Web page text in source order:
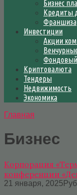
Бизнес
Кредиты
Франшиза
Инвестиции
Акции
Криптовалюта
Тендеры
Недвижимость
Экономика
Главная
Бизнес
Корпорация
конференции
21 января, 2025